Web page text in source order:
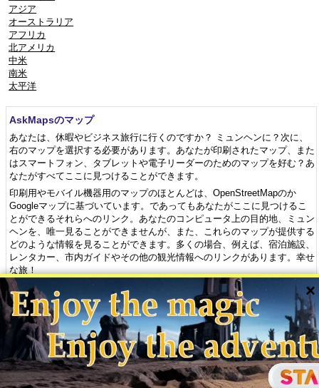
アジア
オーストラリア
アフリカ
北アメリカ
中米
南米
太平洋
AskMapsのマップ
あなたは、休暇やビジネス旅行に行くのですか？ ミュンヘンに？次に、
右のマップを選択する必要があります。あなたが印刷されたマップ、また
はスマートフォン、タブレットや電子リーダーのためのマップを好む？あ
なたがすべてここに見つけることができます。
印刷用やモバイル機器用のマップのほとんどは、OpenStreetMapのか
Googleマップに基づいています。であってもあなたがここに見つけるこ
とができるそれらへのリンク。あなたのコンピュータ上の目的地、ミュン
ヘンを、唯一見ることができませんが、また、これらのマップが提供する
どのような情報を見ることができます。多くの場合、例えば、宿泊施設、
レンタカー、市内ガイドやその他の観光情報へのリンクがあります。幸せ
な旅！
×